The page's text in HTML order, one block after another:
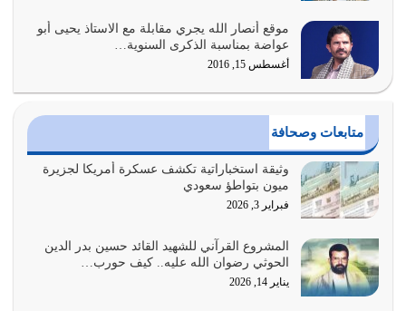
وعد الله تعالى من يُقتل في سبيله بالحياة الأبدية والرزق
والاستبشار والنجاة والخلود في…
يوليو 29, 2026
القرآن الكريم هو أهم مصدر لمعرفة رسول الله معرفة سيرته
معرفة شخصيته معرفة عظمته
يوليو 28, 2026
هل نحن من الصالحين؟ قيِّم نفسك هنا اترك القرآن على أصله
وأعرض نفسك، وأعرض ما لديك على…
يوليو 27, 2026
عندما يكون عدوك هو عدو الله معناه أن تكون نقاط الضعف
فيه كثيرة وسينصرك الله عليه إذا…
موقع أنصار الله يجري مقابلة مع الاستاذ يحيى أبو
عواضة بمناسبة الذكرى السنوية…
أغسطس 15, 2016
متابعات وصحافة
وثيقة استخباراتية تكشف عسكرة أمريكا لجزيرة
ميون بتواطؤ سعودي
فبراير 3, 2026
المشروع القرآني للشهيد القائد حسين بدر الدين
الحوثي رضوان الله عليه.. كيف حورب…
يناير 14, 2026